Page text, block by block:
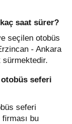
saat sürer?
seçilen otobüs
- Ankara
sürmektedir.
otobüs seferi
seferi
firması bu